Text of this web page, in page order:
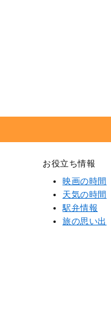
お役立ち情報
映画の時間
天気の時間
駅弁情報
旅の思い出